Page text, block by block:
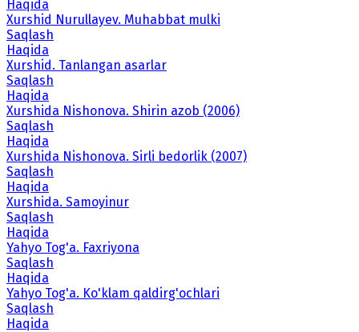
Haqida
Xurshid Nurullayev. Muhabbat mulki
Saqlash
Haqida
Xurshid. Tanlangan asarlar
Saqlash
Haqida
Xurshida Nishonova. Shirin azob (2006)
Saqlash
Haqida
Xurshida Nishonova. Sirli bedorlik (2007)
Saqlash
Haqida
Xurshida. Samoyinur
Saqlash
Haqida
Yahyo Tog'a. Faxriyona
Saqlash
Haqida
Yahyo Tog'a. Ko'klam qaldirg'ochlari
Saqlash
Haqida